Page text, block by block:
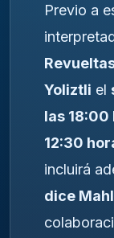
Previo a
Yoliztli el
las 18:00
12:30
incluirá
dice